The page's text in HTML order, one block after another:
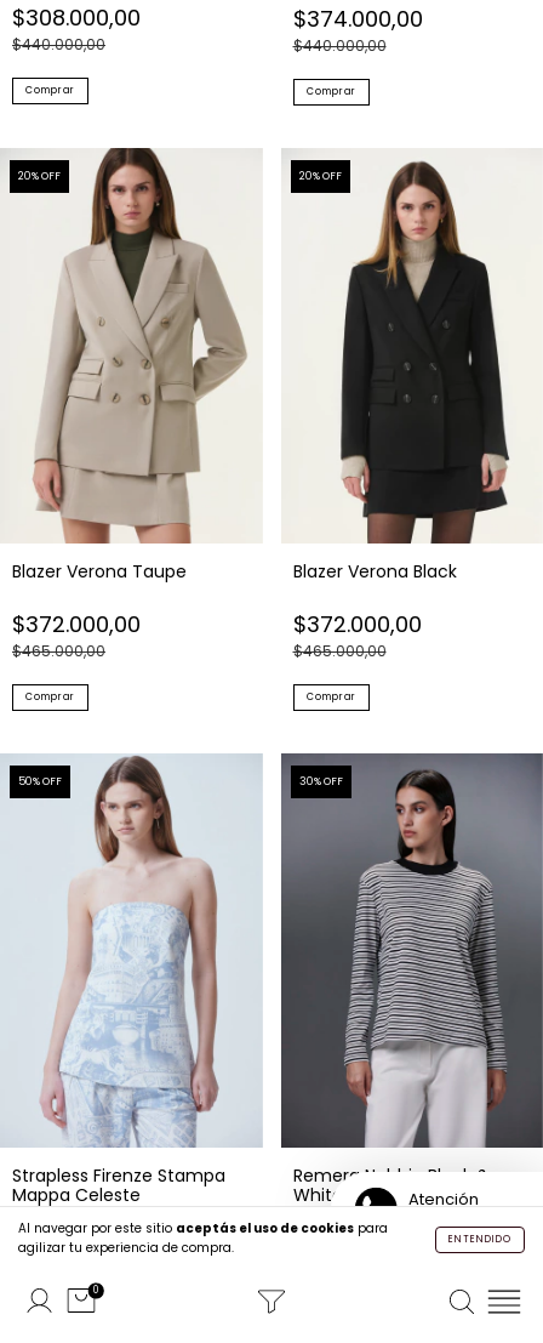
Al navegar por este sitio aceptás el uso de cookies para
agilizar tu experiencia de compra.
ENTENDIDO
0
$308.000,00
$440.000,00
Comprar
$374.000,00
$440.000,00
Comprar
20% OFF
Blazer Verona Taupe
$372.000,00
$465.000,00
Comprar
20% OFF
Blazer Verona Black
$372.000,00
$465.000,00
Comprar
50% OFF
Strapless Firenze Stampa
Mappa Celeste
$97.500,00$195.000,00
30% OFF
Remera Nebbia Black &
White
$59.500,00 $85.000,00
Atención